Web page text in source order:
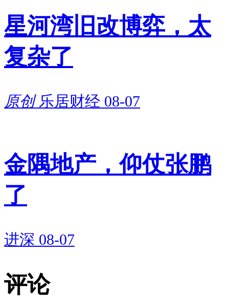
星河湾旧改博弈，太
复杂了
原创 乐居财经 08-07
金隅地产，仰仗张鹏
了
进深 08-07
评论